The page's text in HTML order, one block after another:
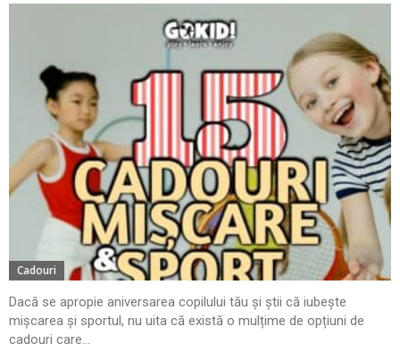
Cadouri
Dacă se apropie aniversarea copilului tău și știi că iubește
mișcarea și sportul, nu uita că există o mulțime de opțiuni de
cadouri care...